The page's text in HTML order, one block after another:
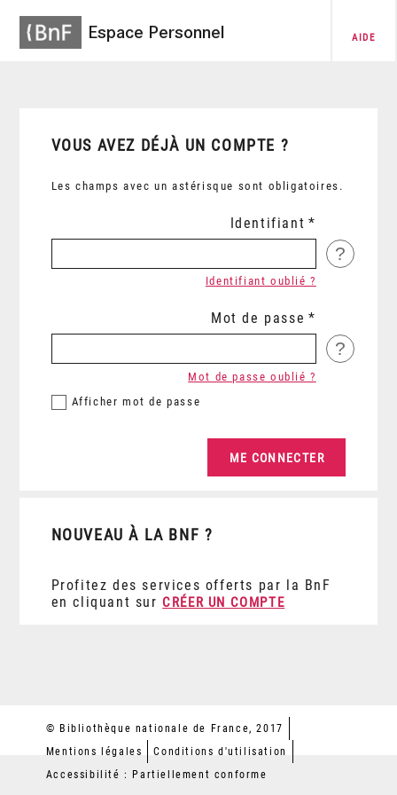
Espace Personnel AIDE
VOUS AVEZ DÉJÀ UN COMPTE ?
Les champs avec un astérisque sont obligatoires.
Identifiant
?
Identifiant oublié ?
Mot de passe
?
Afficher mot de passe
Mot de passe oublié ?
NOUVEAU À LA BNF ?
Profitez des services offerts par la BnF
en cliquant sur CRÉER UN COMPTE
© Bibliothèque nationale de France, 2017
Mentions légales
Conditions d'utilisation
Accessibilité : Partiellement conforme